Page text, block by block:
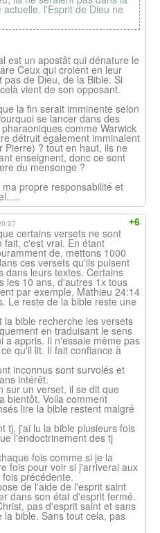
l'Esprit de Dieu ne
est un apostât qui dénature le
Ceux qui croient en leur
de Dieu, de la Bible. Si
vient de son opposant.
la fin serait imminente selon
se lancer dans des
comme Warwick
détruit également imminalent
Pierre) ? tout en haut, ils ne
enseignent, donc ce sont
du mensonge ?
propre responsabilité et
+6
certains versets ne sont
fait, c'est vrai. En étant
de, mettons 1000
ces versets qu'ils puisent
dans leurs textes. Certains
les 10 ans, d'autres 1x tous
par exemple, Mathieu 24:14
Le reste de la bible reste une
la bible recherche les versets
en traduisant le sens
a appris. Il n'essaie même pas
qu'il lit. Il fait confiance à
inconnus sont survolés et
intérêt.
sur un verset, il se dit que
bientôt. Voila comment
lire la bible restent malgré
tj, j'ai lu la bible plusieurs fois
l'endoctrinement des tj
fois comme si je la
fois pour voir si j'arriverai aux
précédente.
de l'aide de l'esprit saint
dans son état d'esprit fermé.
pas d'esprit saint et sans
bible. Sans tout cela, pas